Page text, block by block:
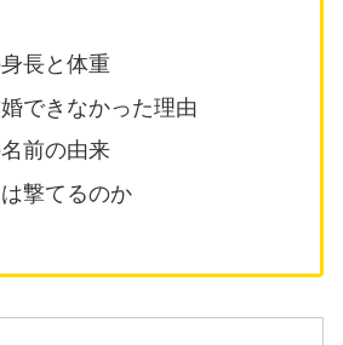
長と体重
できなかった理由
前の由来
撃てるのか